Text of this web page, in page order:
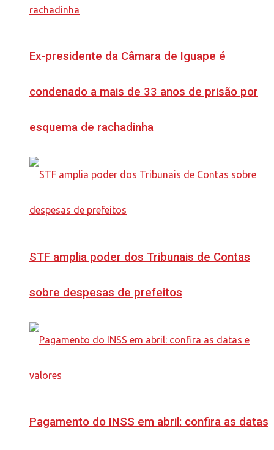
Ex-presidente da Câmara de Iguape é
condenado a mais de 33 anos de prisão por
esquema de rachadinha
STF amplia poder dos Tribunais de Contas
sobre despesas de prefeitos
Pagamento do INSS em abril: confira as datas